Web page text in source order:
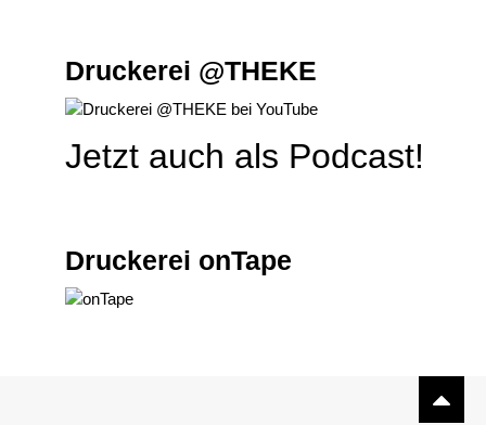
Druckerei @THEKE
Jetzt auch als Podcast!
Druckerei onTape